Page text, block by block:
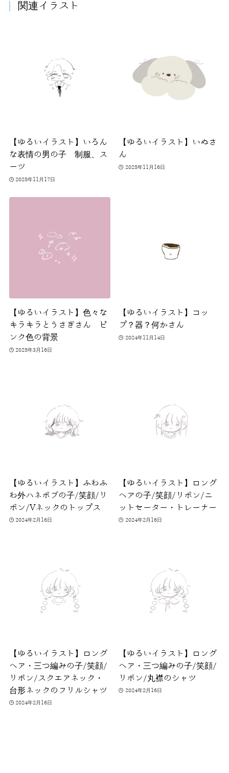
関連イラスト
【ゆるいイラスト】いろん
な表情の男の子 制服、ス
ーツ
2025年11月17日
【ゆるいイラスト】いぬさ
ん
2025年11月16日
【ゆるいイラスト】色々な
キラキラとうさぎさん ピ
ンク色の背景
2025年3月16日
【ゆるいイラスト】コッ
プ？器？何かさん
2024年11月14日
【ゆるいイラスト】ふわふ
わ外ハネボブの子/笑顔/リ
ボン/Vネックのトップス
2024年2月16日
【ゆるいイラスト】ロング
ヘアの子/笑顔/リボン/ニ
ットセーター・トレーナー
2024年2月16日
【ゆるいイラスト】ロング
ヘア・三つ編みの子/笑顔/
リボン/スクエアネック・
台形ネックのフリルシャツ
2024年2月16日
【ゆるいイラスト】ロング
ヘア・三つ編みの子/笑顔/
リボン/丸襟のシャツ
2024年2月16日